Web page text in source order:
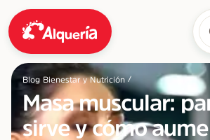
Blog Bienestar y Nutrición /
Masa muscular:
sirve y cómo